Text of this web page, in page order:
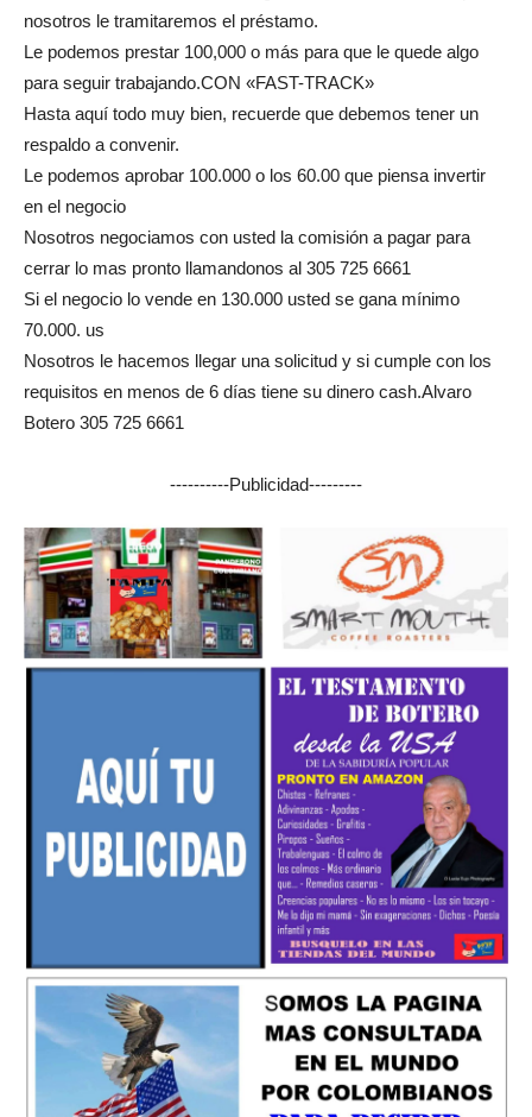
nosotros le tramitaremos el préstamo.
Le podemos prestar 100,000 o más para que le quede algo
para seguir trabajando.CON «FAST-TRACK»
Hasta aquí todo muy bien, recuerde que debemos tener un
respaldo a convenir.
Le podemos aprobar 100.000 o los 60.00 que piensa invertir
en el negocio
Nosotros negociamos con usted la comisión a pagar para
cerrar lo mas pronto llamandonos al 305 725 6661
Si el negocio lo vende en 130.000 usted se gana mínimo
70.000. us
Nosotros le hacemos llegar una solicitud y si cumple con los
requisitos en menos de 6 días tiene su dinero cash.Alvaro
Botero 305 725 6661
----------Publicidad---------